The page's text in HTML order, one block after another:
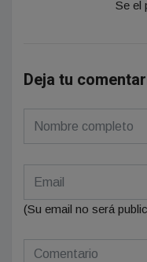
Se el
Deja tu
(Su email no será